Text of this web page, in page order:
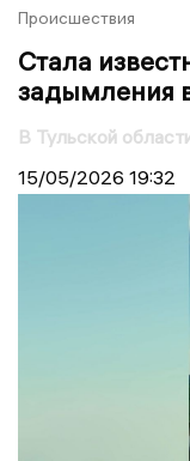
Происшествия
Стала
задымления
В Тульской
15/05/2026 19:32